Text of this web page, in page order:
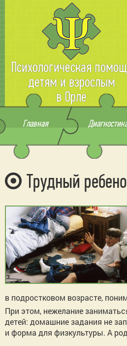
Психологическая
детям и взрослым
в Орле
Главная
Трудный
в подростковом возрасте,
При этом, нежелание
детей: домашние задания не
и форма для физкультуры. А